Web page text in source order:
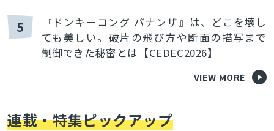
5
『ドンキーコング バナンザ』は、どこを壊し
ても美しい。破片の飛び方や断面の描写まで
制御できた秘密とは【CEDEC2026】
VIEW MORE
連載・特集ピックアップ